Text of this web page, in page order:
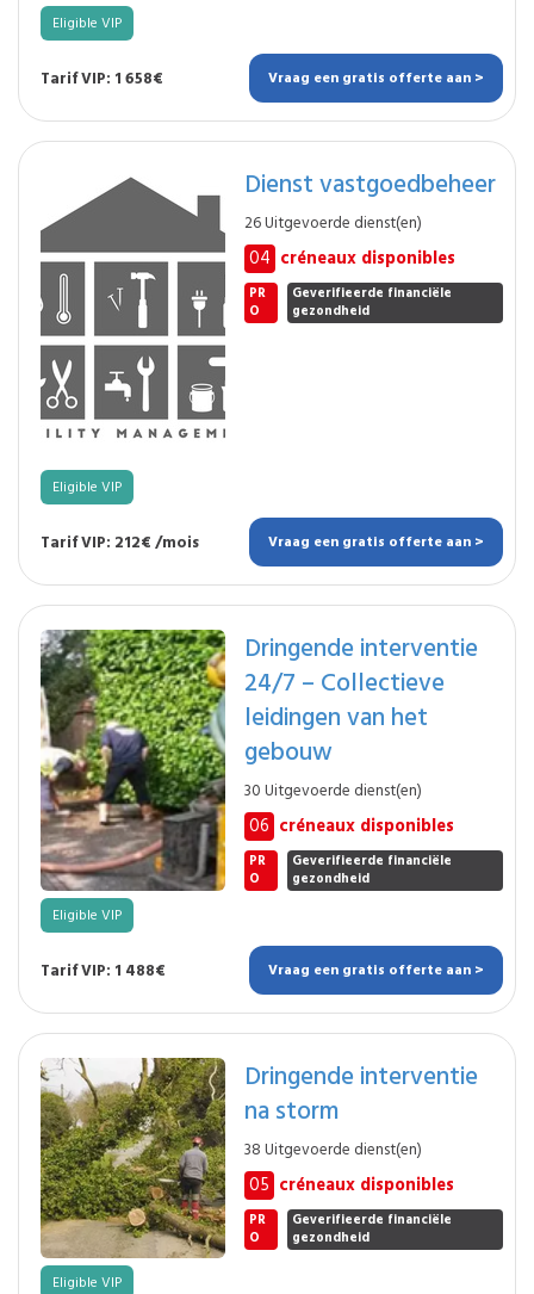
Eligible VIP
Tarif VIP: 1 658€ Vraag een gratis offerte aan >
Dienst vastgoedbeheer
26 Uitgevoerde dienst(en)
04 créneaux disponibles
PR
O
Geverifieerde financiële
gezondheid
Eligible VIP
Tarif VIP: 212€ /mois Vraag een gratis offerte aan >
Dringende interventie
24/7 – Collectieve
leidingen van het
gebouw
30 Uitgevoerde dienst(en)
06 créneaux disponibles
PR
O
Geverifieerde financiële
gezondheid
Eligible VIP
Tarif VIP: 1 488€ Vraag een gratis offerte aan >
Dringende interventie
na storm
38 Uitgevoerde dienst(en)
05 créneaux disponibles
PR
O
Geverifieerde financiële
gezondheid
Eligible VIP